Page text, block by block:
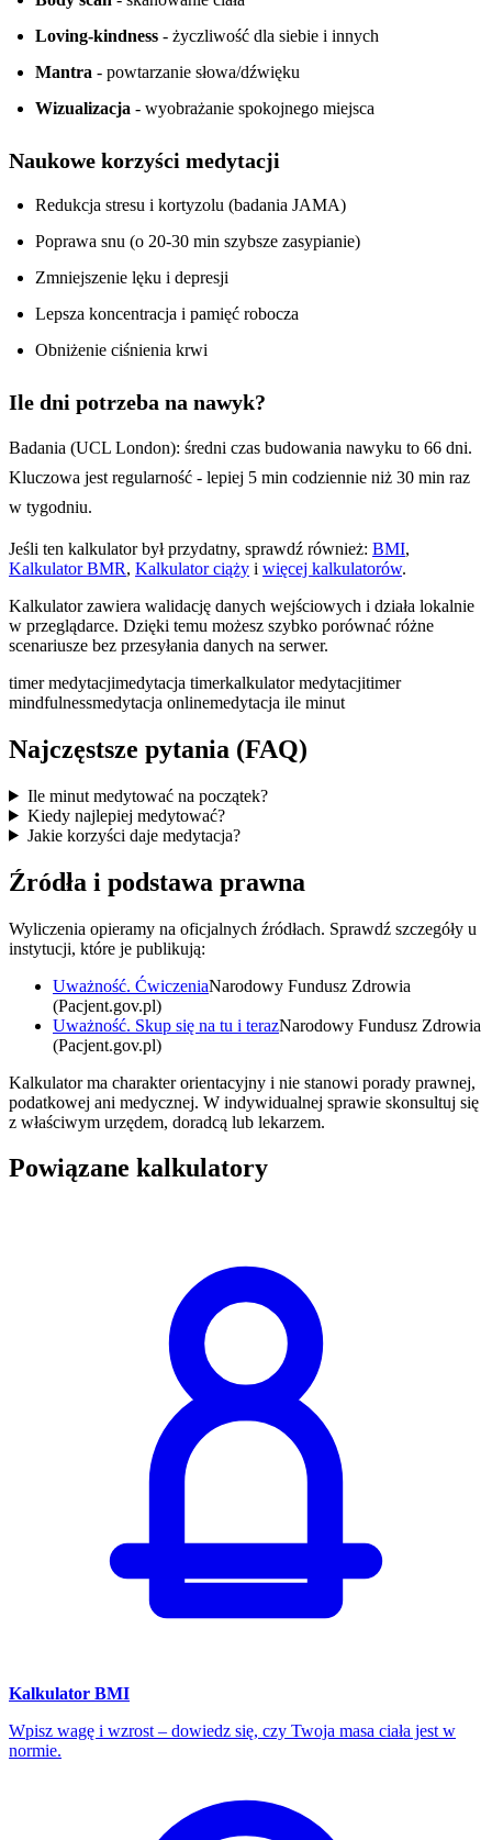
Loving-kindness - życzliwość dla siebie i innych
Mantra - powtarzanie słowa/dźwięku
Wizualizacja - wyobrażanie spokojnego miejsca
Naukowe korzyści medytacji
Redukcja stresu i kortyzolu (badania JAMA)
Poprawa snu (o 20-30 min szybsze zasypianie)
Zmniejszenie lęku i depresji
Lepsza koncentracja i pamięć robocza
Obniżenie ciśnienia krwi
Ile dni potrzeba na nawyk?
Badania (UCL London): średni czas budowania nawyku to 66 dni.
Kluczowa jest regularność - lepiej 5 min codziennie niż 30 min raz
w tygodniu.
Jeśli ten kalkulator był przydatny, sprawdź również: BMI,
Kalkulator BMR, Kalkulator ciąży i więcej kalkulatorów.
Kalkulator zawiera walidację danych wejściowych i działa lokalnie
w przeglądarce. Dzięki temu możesz szybko porównać różne
scenariusze bez przesyłania danych na serwer.
timer medytacjimedytacja timerkalkulator medytacjitimer
mindfulnessmedytacja onlinemedytacja ile minut
Najczęstsze pytania (FAQ)
Ile minut medytować na początek?
Kiedy najlepiej medytować?
Jakie korzyści daje medytacja?
Źródła i podstawa prawna
Wyliczenia opieramy na oficjalnych źródłach. Sprawdź szczegóły u
instytucji, które je publikują:
Uważność. ĆwiczeniaNarodowy Fundusz Zdrowia
(Pacjent.gov.pl)
Uważność. Skup się na tu i terazNarodowy Fundusz Zdrowia
(Pacjent.gov.pl)
Kalkulator ma charakter orientacyjny i nie stanowi porady prawnej,
podatkowej ani medycznej. W indywidualnej sprawie skonsultuj się
z właściwym urzędem, doradcą lub lekarzem.
Powiązane kalkulatory
Kalkulator BMI
Wpisz wagę i wzrost – dowiedz się, czy Twoja masa ciała jest w
normie.